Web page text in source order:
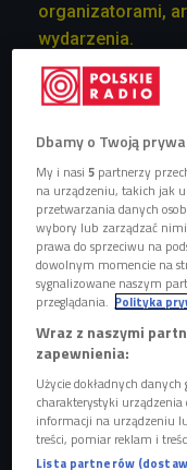
organizatorami,
wydarzenia.
Electrum Up To Date
festiwali muzyki
odbywa się w
Polski. W tym roku
wiosennym terminie.
czerwca 2024 roku,
na moc dobrej muzyki
Electrum Up To
usłyszeć w
Electrum Up To Date
Dbamy o Twoją
My i nasi5 partnerzy
na urządzeniu, takich jak
przetwarzania danych
wybory lub zarządzać
prawa do sprzeciwu na
dowolnym momencie na
sygnalizowane naszym
przeglądania. Polityka
Wraz z naszymi
zapewnienia:
Użycie dokładnych
charakterystyki
informacji na urządzeniu
treści, pomiar reklam i
Lista partnerów